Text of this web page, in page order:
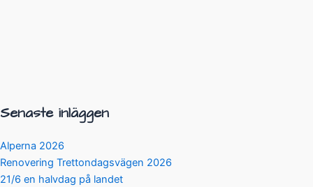
Senaste inläggen
Alperna 2026
Renovering Trettondagsvägen 2026
21/6 en halvdag på landet